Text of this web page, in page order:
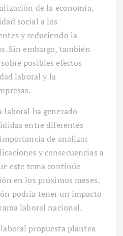
de la economía,
social a los
y reduciendo la
Sin embargo, también
posibles efectos
laboral y la
laboral ha generado
entre diferentes
de analizar
y consecuencias a
este tema continúe
en los próximos meses,
podría tener un impacto
laboral nacional.
propuesta plantea